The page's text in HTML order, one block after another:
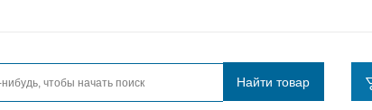
Найти товар